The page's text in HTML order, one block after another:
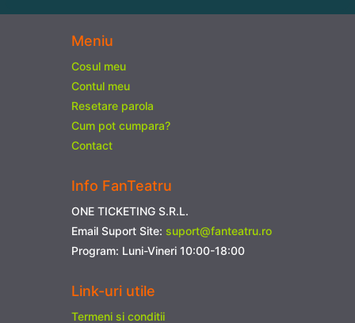
Meniu
Cosul meu
Contul meu
Resetare parola
Cum pot cumpara?
Contact
Info FanTeatru
ONE TICKETING S.R.L.
Email Suport Site: suport@fanteatru.ro
Program: Luni-Vineri 10:00-18:00
Link-uri utile
Termeni si conditii